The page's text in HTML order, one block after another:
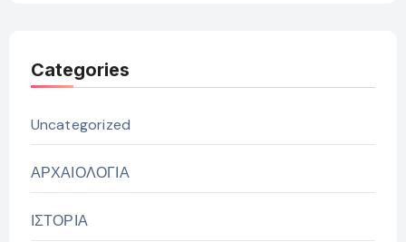
Categories
Uncategorized
ΑΡΧΑΙΟΛΟΓΙΑ
ΙΣΤΟΡΙΑ